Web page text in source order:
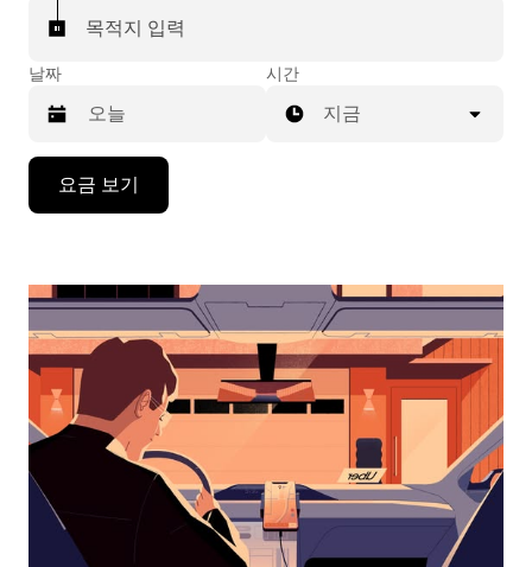
목적지 입력
날짜
작
면
아
래
화
살
표
시간
지금
요금 보기